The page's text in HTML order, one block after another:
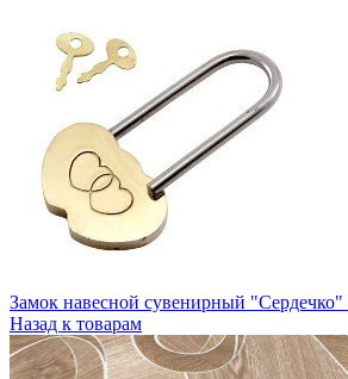
Замок навесной сувенирный "Сердечко"
Назад к товарам